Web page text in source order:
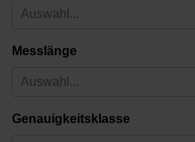
Auswahl...
Messlänge
Auswahl...
Genauigkeitsklasse